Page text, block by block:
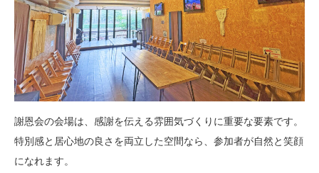
謝恩会の会場は、感謝を伝える雰囲気づくりに重要な要素です。
特別感と居心地の良さを両立した空間なら、参加者が自然と笑顔
になれます。